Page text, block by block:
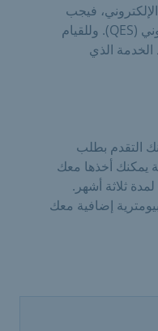
فيجب
عليك أيضاً حظر التوقيع الإلكتروني (QES). وللقيام
الذي
التقدم بطلب
يمكنك أخذها معك
ثلاثة أشهر.
إضافية معك